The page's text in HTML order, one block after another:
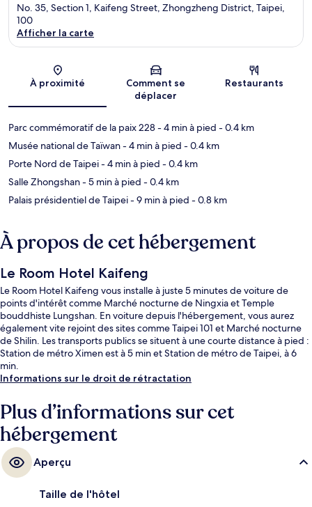
No. 35, Section 1, Kaifeng Street, Zhongzheng District, Taipei,
100
Afficher la carte
À proximité
Comment se
déplacer
Restaurants
Parc commémoratif de la paix 228- 4 min à pied - 0.4 km
Musée national de Taïwan- 4 min à pied - 0.4 km
Porte Nord de Taipei- 4 min à pied - 0.4 km
Salle Zhongshan- 5 min à pied - 0.4 km
Palais présidentiel de Taipei- 9 min à pied - 0.8 km
À propos de cet hébergement
Le Room Hotel Kaifeng
Le Room Hotel Kaifeng vous installe à juste 5 minutes de voiture de
points d'intérêt comme Marché nocturne de Ningxia et Temple
bouddhiste Lungshan. En voiture depuis l'hébergement, vous aurez
également vite rejoint des sites comme Taipei 101 et Marché nocturne
de Shilin. Les transports publics se situent à une courte distance à pied :
Station de métro Ximen est à 5 min et Station de métro de Taipei, à 6
min.
Informations sur le droit de rétractation
Plus d’informations sur cet
hébergement
Aperçu
Taille de l'hôtel